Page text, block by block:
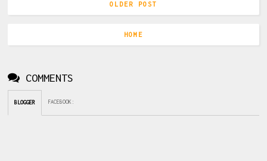
OLDER POST
HOME
COMMENTS
BLOGGER FACEBOOK :